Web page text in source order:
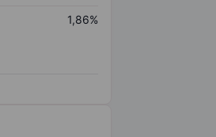
1,86%